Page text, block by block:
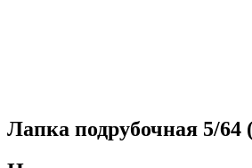
Лапка подрубочная 5/64